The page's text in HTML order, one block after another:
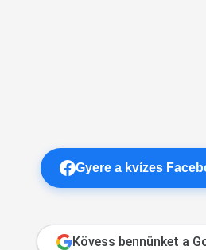
Gyere a kvízes
Kövess bennünket a